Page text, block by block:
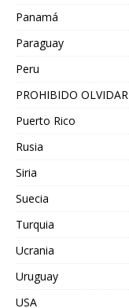
Panamá
Paraguay
Peru
PROHIBIDO OLVIDAR
Puerto Rico
Rusia
Siria
Suecia
Turquia
Ucrania
Uruguay
USA